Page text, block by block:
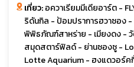
เที่ยว:อควาเรียมมีเดียอาร์ต -
ริดันกิล - ป้อมปราการฮวาซอง
พิพิธภัณฑ์สาหร่าย - เมียงดง - วั
สมุดสตาร์ฟิลด์ - ย่านซองซู -
Lotte Aquarium - ฮงแดวอร์